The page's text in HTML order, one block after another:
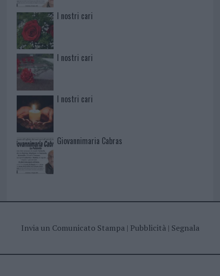
I nostri cari
I nostri cari
I nostri cari
Giovannimaria Cabras
Invia un Comunicato Stampa| Pubblicità| Segnala